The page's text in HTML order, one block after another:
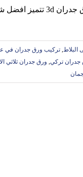
, تركيب ورق جدران في
جدران تركي, ورق جدران ثلاثي